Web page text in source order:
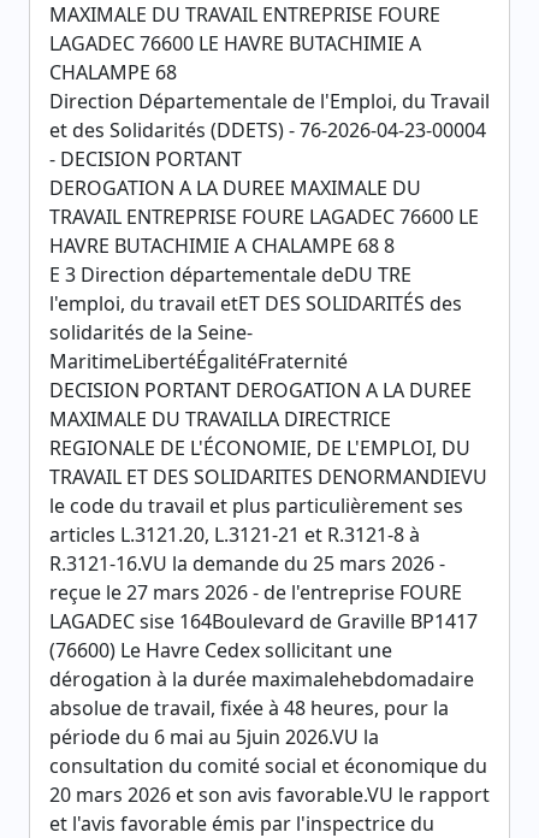
MAXIMALE DU TRAVAIL ENTREPRISE FOURE
LAGADEC 76600 LE HAVRE BUTACHIMIE A
CHALAMPE 68
Direction Départementale de l'Emploi, du Travail
et des Solidarités (DDETS) - 76-2026-04-23-00004
- DECISION PORTANT
DEROGATION A LA DUREE MAXIMALE DU
TRAVAIL ENTREPRISE FOURE LAGADEC 76600 LE
HAVRE BUTACHIMIE A CHALAMPE 68 8
E 3 Direction départementale deDU TRE
l'emploi, du travail etET DES SOLIDARITÉS des
solidarités de la Seine-
MaritimeLibertéÉgalitéFraternité
DECISION PORTANT DEROGATION A LA DUREE
MAXIMALE DU TRAVAILLA DIRECTRICE
REGIONALE DE L'ÉCONOMIE, DE L'EMPLOI, DU
TRAVAIL ET DES SOLIDARITES DENORMANDIEVU
le code du travail et plus particulièrement ses
articles L.3121.20, L.3121-21 et R.3121-8 à
R.3121-16.VU la demande du 25 mars 2026 -
reçue le 27 mars 2026 - de l'entreprise FOURE
LAGADEC sise 164Boulevard de Graville BP1417
(76600) Le Havre Cedex sollicitant une
dérogation à la durée maximalehebdomadaire
absolue de travail, fixée à 48 heures, pour la
période du 6 mai au 5juin 2026.VU la
consultation du comité social et économique du
20 mars 2026 et son avis favorable.VU le rapport
et l'avis favorable émis par l'inspectrice du